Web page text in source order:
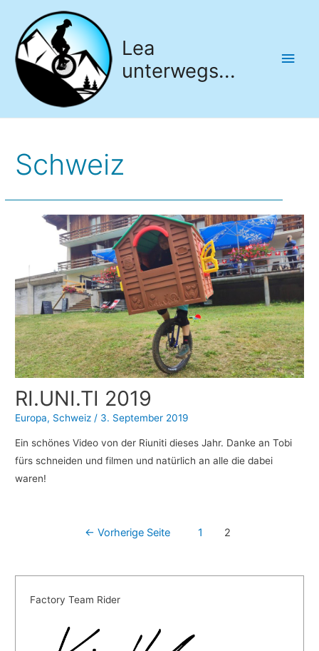
Lea
unterwegs...
Schweiz
RI.UNI.TI 2019
Europa, Schweiz / 3. September 2019
Ein schönes Video von der Riuniti dieses Jahr. Danke an Tobi
fürs schneiden und filmen und natürlich an alle die dabei
waren!
Beitragsnavigation
← Vorherige Seite 1 2
Factory Team Rider